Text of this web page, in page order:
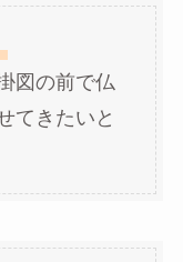
図の前で仏
てきたいと